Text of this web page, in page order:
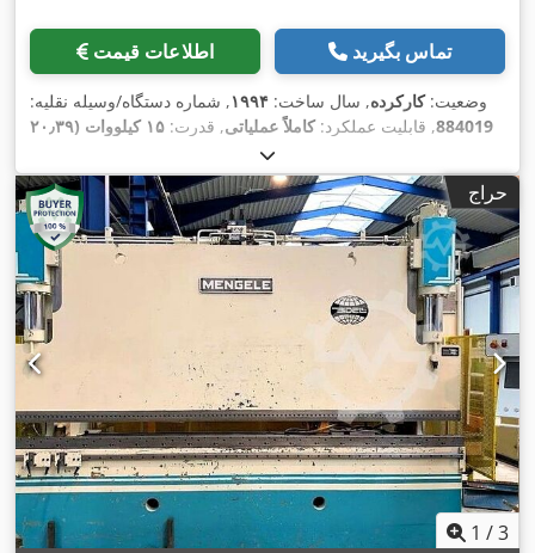
اطلاعات قیمت تماس بگیرید
وضعیت:کارکرده, سال ساخت: ۱۹۹۴, شماره دستگاه/وسیله نقلیه:
884019, قابلیت عملکرد:کاملاً عملیاتی, قدرت:
۱۵ کیلووات (۲۰٫۳۹
ارتفاع کل:۲٬۸۰۰ میلی‌متر , وزن کل:۸٬۸۰۰ کیلوگرم ,
حراج
1 /3